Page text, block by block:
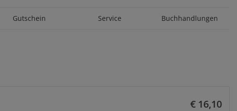
Gutschein Service Buchhandlungen
€ 16,10